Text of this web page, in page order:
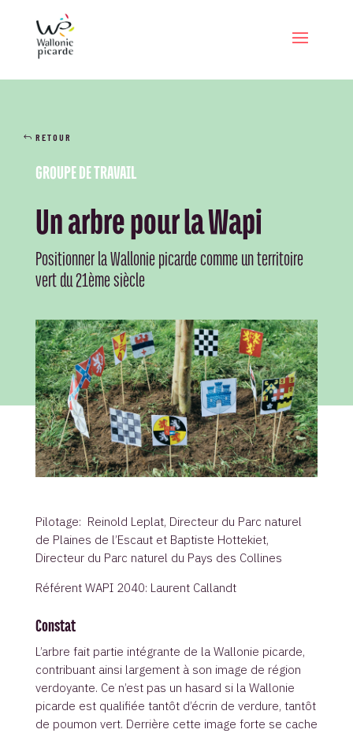
RETOUR
GROUPE DE TRAVAIL
Un arbre pour la Wapi
Positionner la Wallonie picarde comme un territoire
vert du 21ème siècle
Pilotage: Reinold Leplat, Directeur du Parc naturel
de Plaines de l’Escaut et Baptiste Hottekiet,
Directeur du Parc naturel du Pays des Collines
Référent WAPI 2040: Laurent Callandt
Constat
L’arbre fait partie intégrante de la Wallonie picarde,
contribuant ainsi largement à son image de région
verdoyante. Ce n’est pas un hasard si la Wallonie
picarde est qualifiée tantôt d’écrin de verdure, tantôt
de poumon vert. Derrière cette image forte se cache